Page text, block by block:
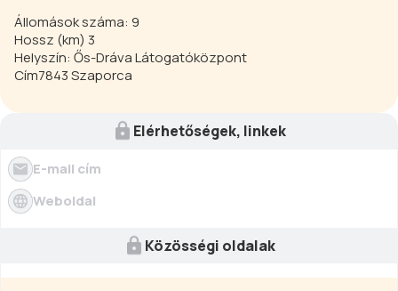
Állomások száma: 9
Hossz (km) 3
Helyszín: Ős-Dráva Látogatóközpont
Cím7843 Szaporca
Elérhetőségek, linkek
E-mail cím
Weboldal
Közösségi oldalak